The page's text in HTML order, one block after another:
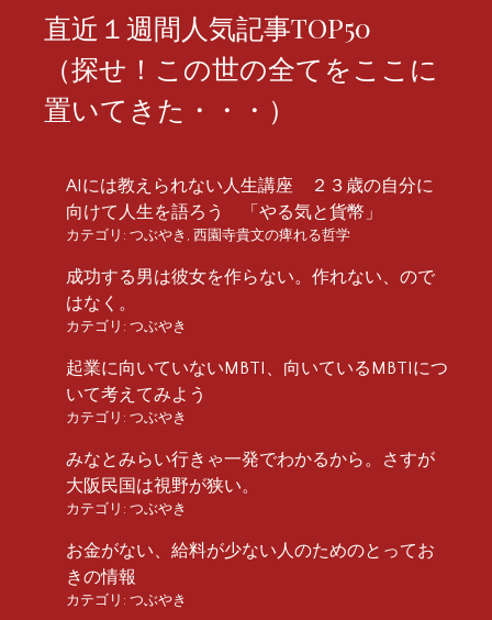
直近１週間人気記事TOP50
（探せ！この世の全てをここに
置いてきた・・・）
AIには教えられない人生講座 ２３歳の自分に
向けて人生を語ろう 「やる気と貨幣」
カテゴリ: つぶやき 西園寺貴文の痺れる哲学
成功する男は彼女を作らない。作れない、ので
はなく。
カテゴリ: つぶやき
起業に向いていないMBTI、向いているMBTIにつ
いて考えてみよう
カテゴリ: つぶやき
みなとみらい行きゃ一発でわかるから。さすが
大阪民国は視野が狭い。
カテゴリ: つぶやき
お金がない、給料が少ない人のためのとってお
きの情報
カテゴリ: つぶやき